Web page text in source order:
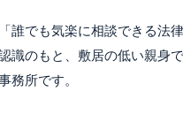
誰でも気楽に相談できる法
識のもと、敷居の低い親身
務所です。